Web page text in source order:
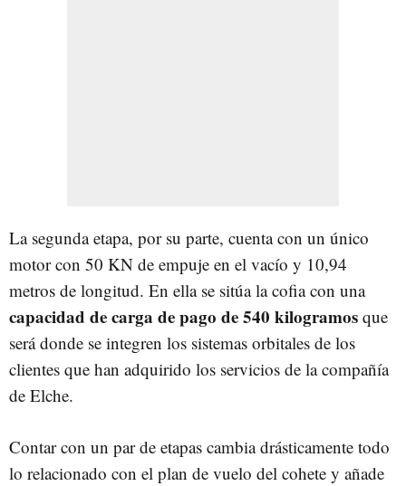
La segunda etapa, por su parte, cuenta con un único
motor con 50 KN de empuje en el vacío y 10,94
metros de longitud. En ella se sitúa la cofia con una
capacidad de carga de pago de 540 kilogramos que
será donde se integren los sistemas orbitales de los
clientes que han adquirido los servicios de la compañía
de Elche.
Contar con un par de etapas cambia drásticamente todo
lo relacionado con el plan de vuelo del cohete y añade